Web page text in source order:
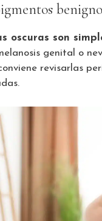
oscuras son
genital o
revisarlas